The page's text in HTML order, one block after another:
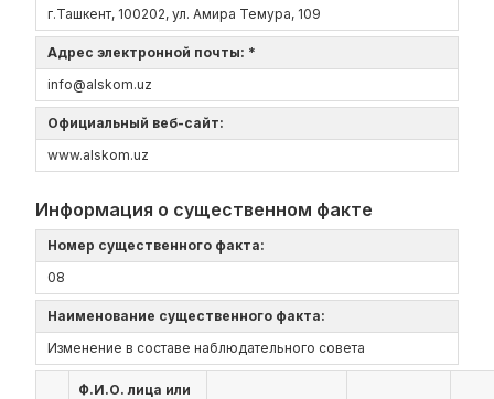
г.Ташкент, 100202, ул. Амира Темура, 109
Адрес электронной почты: *
info@alskom.uz
Официальный веб-сайт:
www.alskom.uz
Информация о существенном факте
Номер существенного факта:
08
Наименование существенного факта:
Изменение в составе наблюдательного совета
Ф.И.О. лица или